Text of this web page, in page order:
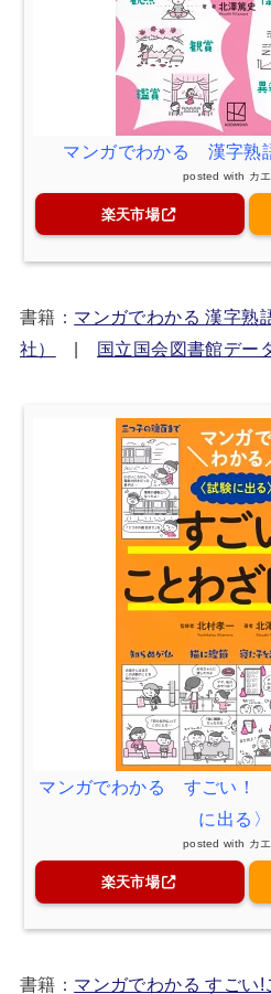
マンガでわかる 漢字熟
posted with カ
楽天市場
書籍： マンガでわかる 漢字熟
社）
| 国立国会図書館デー
マンガでわかる すごい！
に出る〉
posted with カ
楽天市場
書籍： マンガでわかる すごい